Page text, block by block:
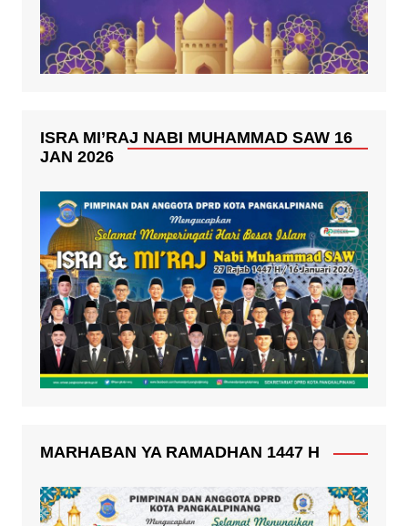
ISRA MI’RAJ NABI MUHAMMAD SAW 16
JAN 2026
MARHABAN YA RAMADHAN 1447 H